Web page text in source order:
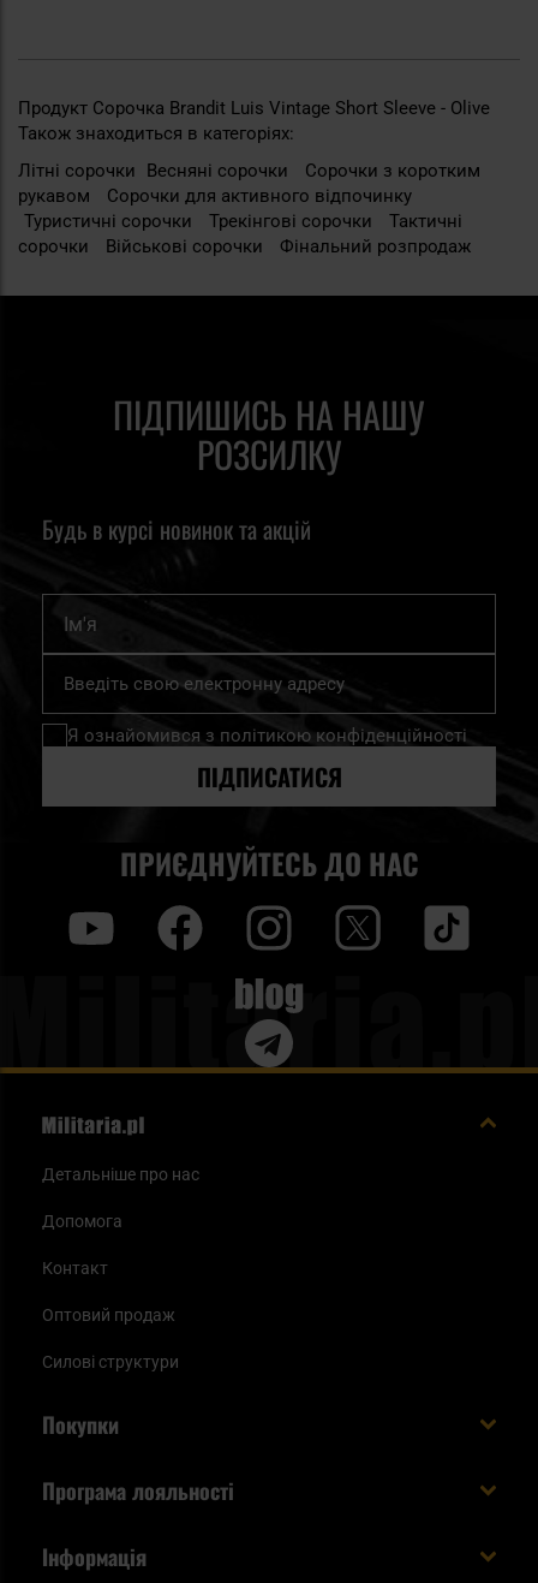
Продукт Сорочка Brandit Luis Vintage Short Sleeve - Olive
Також знаходиться в категоріях:
Літні сорочки
Весняні сорочки
Сорочки з коротким
рукавом
Сорочки для активного відпочинку
Туристичні сорочки
Трекінгові сорочки
Тактичні
сорочки
Військові сорочки Фінальний розпродаж
ПІДПИШИСЬ НА НАШУ
РОЗСИЛКУ
Будь в курсі новинок та акцій
Підпишіться
нашу
розсилку
Я ознайомився з політикою конфіденційності
ПІДПИСАТИСЯ
ПРИЄДНУЙТЕСЬ ДО НАС
Blog
Детальніше про нас
Допомога
Контакт
Оптовий продаж
Силові структури
Покупки
Способи оплати
Програма лояльності
Інформація